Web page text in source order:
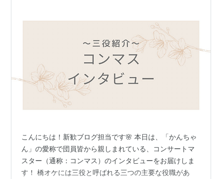
こんにちは！新歓ブログ担当です🌸 本日は、「かんちゃ
ん」の愛称で団員皆から親しまれている、コンサートマ
スター（通称：コンマス）のインタビューをお届けしま
す！ 橋オケには三役と呼ばれる三つの主要な役職があ